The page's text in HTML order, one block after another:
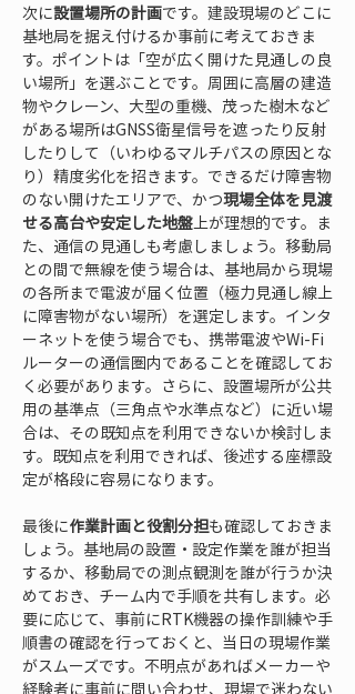
次に設置場所の計画です。建設現場のどこに
基地局を据え付けるか事前に考えておきま
す。ポイントは「空が広く開けた見通しの良
い場所」を選ぶことです。周囲に高層の建造
物やクレーン、大型の重機、茂った樹木など
がある場所はGNSS衛星信号を遮ったり反射
したりして（いわゆるマルチパスの原因とな
り）精度劣化を招きます。できるだけ障害物
のない開けたエリアで、かつ現場全体を見渡
せる高台や安定した地盤上が理想的です。ま
た、通信の見通しも考慮しましょう。移動局
との間で無線を使う場合は、基地局から現場
の各所まで電波が届く位置（極力見通し線上
に障害物がない場所）を選定します。インタ
ーネットを使う場合でも、携帯電波やWi-Fi
ルーターの通信圏内であることを確認してお
く必要があります。さらに、設置場所が公共
用の基準点（三角点や水準点など）に近い場
合は、その既知点を利用できないか検討しま
す。既知点を利用できれば、後述する座標設
定が格段に容易になります。
最後に作業計画と役割分担も確認しておきま
しょう。基地局の設置・設定作業を誰が担当
するか、移動局での測点観測を誰が行うか決
めておき、チーム内で手順を共有します。必
要に応じて、事前にRTK機器の操作訓練や手
順書の確認を行っておくと、当日の現場作業
がスムーズです。不明点があればメーカーや
経験者に事前に問い合わせ、現場で迷わない